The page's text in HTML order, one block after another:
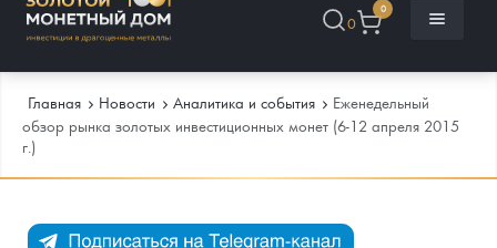
0
0
Каталог
Каталог Монет
Инфо
Главная Новости Аналитика и события
Еженедельный
обзор рынка золотых инвестиционных монет (6-12 апреля 2015
г.)